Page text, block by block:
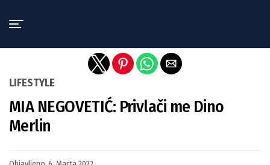
LIFESTYLE
MIA NEGOVETIĆ: Privlači me Dino
Merlin